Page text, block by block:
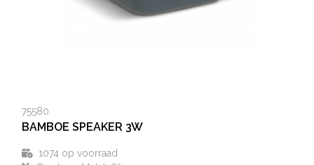
75580
BAMBOE SPEAKER 3W
1074 op voorraad